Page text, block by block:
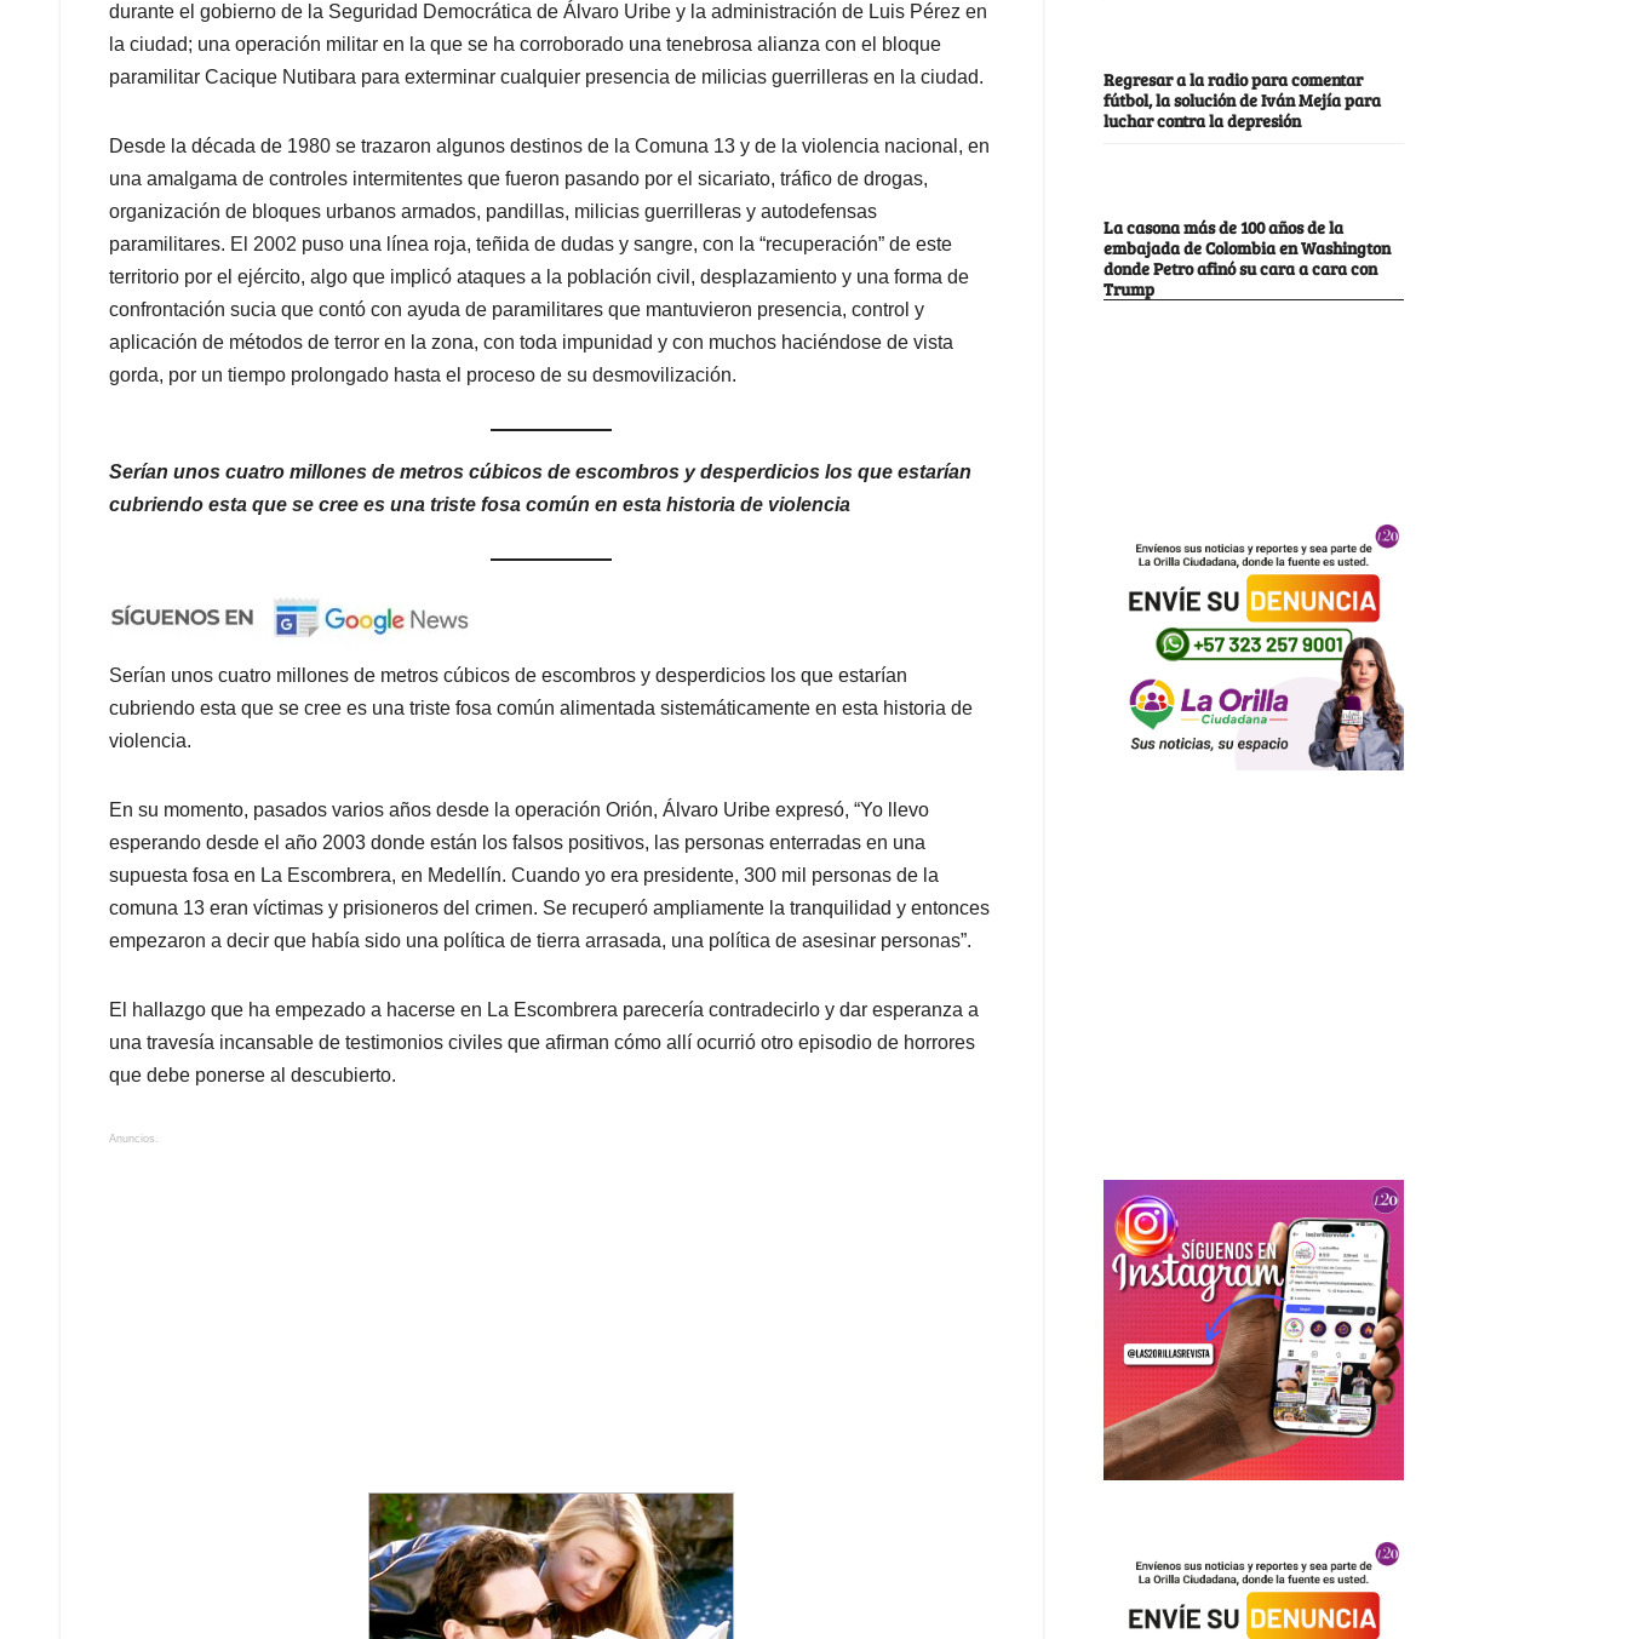
durante el gobierno de la Seguridad Democrática de Álvaro Uribe y la administración de Luis Pérez en
la ciudad; una operación militar en la que se ha corroborado una tenebrosa alianza con el bloque
paramilitar Cacique Nutibara para exterminar cualquier presencia de milicias guerrilleras en la ciudad.
Desde la década de 1980 se trazaron algunos destinos de la Comuna 13 y de la violencia nacional, en
una amalgama de controles intermitentes que fueron pasando por el sicariato, tráfico de drogas,
organización de bloques urbanos armados, pandillas, milicias guerrilleras y autodefensas
paramilitares. El 2002 puso una línea roja, teñida de dudas y sangre, con la “recuperación” de este
territorio por el ejército, algo que implicó ataques a la población civil, desplazamiento y una forma de
confrontación sucia que contó con ayuda de paramilitares que mantuvieron presencia, control y
aplicación de métodos de terror en la zona, con toda impunidad y con muchos haciéndose de vista
gorda, por un tiempo prolongado hasta el proceso de su desmovilización.
Serían unos cuatro millones de metros cúbicos de escombros y desperdicios los que estarían
cubriendo esta que se cree es una triste fosa común en esta historia de violencia
Serían unos cuatro millones de metros cúbicos de escombros y desperdicios los que estarían
cubriendo esta que se cree es una triste fosa común alimentada sistemáticamente en esta historia de
violencia.
En su momento, pasados varios años desde la operación Orión, Álvaro Uribe expresó, “Yo llevo
esperando desde el año 2003 donde están los falsos positivos, las personas enterradas en una
supuesta fosa en La Escombrera, en Medellín. Cuando yo era presidente, 300 mil personas de la
comuna 13 eran víctimas y prisioneros del crimen. Se recuperó ampliamente la tranquilidad y entonces
empezaron a decir que había sido una política de tierra arrasada, una política de asesinar personas”.
El hallazgo que ha empezado a hacerse en La Escombrera parecería contradecirlo y dar esperanza a
una travesía incansable de testimonios civiles que afirman cómo allí ocurrió otro episodio de horrores
que debe ponerse al descubierto.
Anuncios.
Regresar a la radio para comentar
fútbol, la solución de Iván Mejía para
luchar contra la depresión
La casona más de 100 años de la
embajada de Colombia en Washington
donde Petro afinó su cara a cara con
Trump